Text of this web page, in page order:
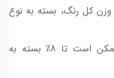
داخلی: حدود 1–5٪ از وزن کل رنگ، بسته به نوع
•برای رنگ‌های خارجی یا صنعتی: ممکن است تا 8٪ بسته به